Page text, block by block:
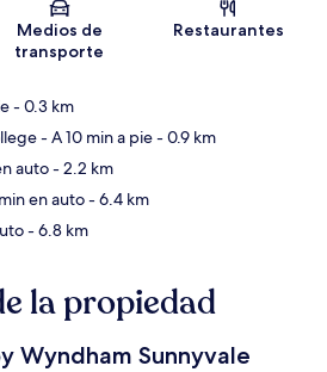
Sección del mapa
Medios de
transporte
Restaurantes
- 0.3 km
- A 10 min a pie- 0.9 km
auto- 2.2 km
en auto- 6.4 km
- 6.8 km
la propiedad
Wyndham Sunnyvale